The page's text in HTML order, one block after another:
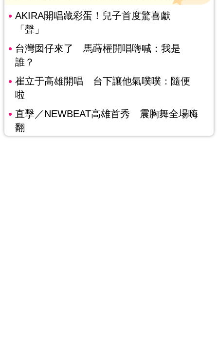
AKIRA開唱藏彩蛋！兒子首度驚喜獻
「聲」
台灣囡仔來了 馬蒔權開唱嗨喊：我是
誰？
崔立于高雄開唱 台下讓他氣噗噗：隨便
啦
直擊／NEWBEAT高雄首秀 震胸舞全場嗨
翻